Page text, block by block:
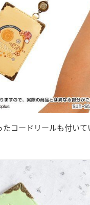
コードリールも付いて